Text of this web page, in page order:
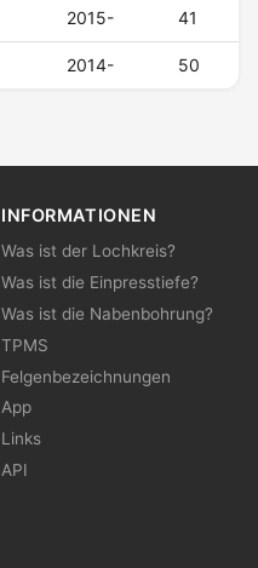
2015- 41
2014- 50
INFORMATIONEN
Was ist der Lochkreis?
Was ist die Einpresstiefe?
Was ist die Nabenbohrung?
TPMS
Felgenbezeichnungen
App
Links
API